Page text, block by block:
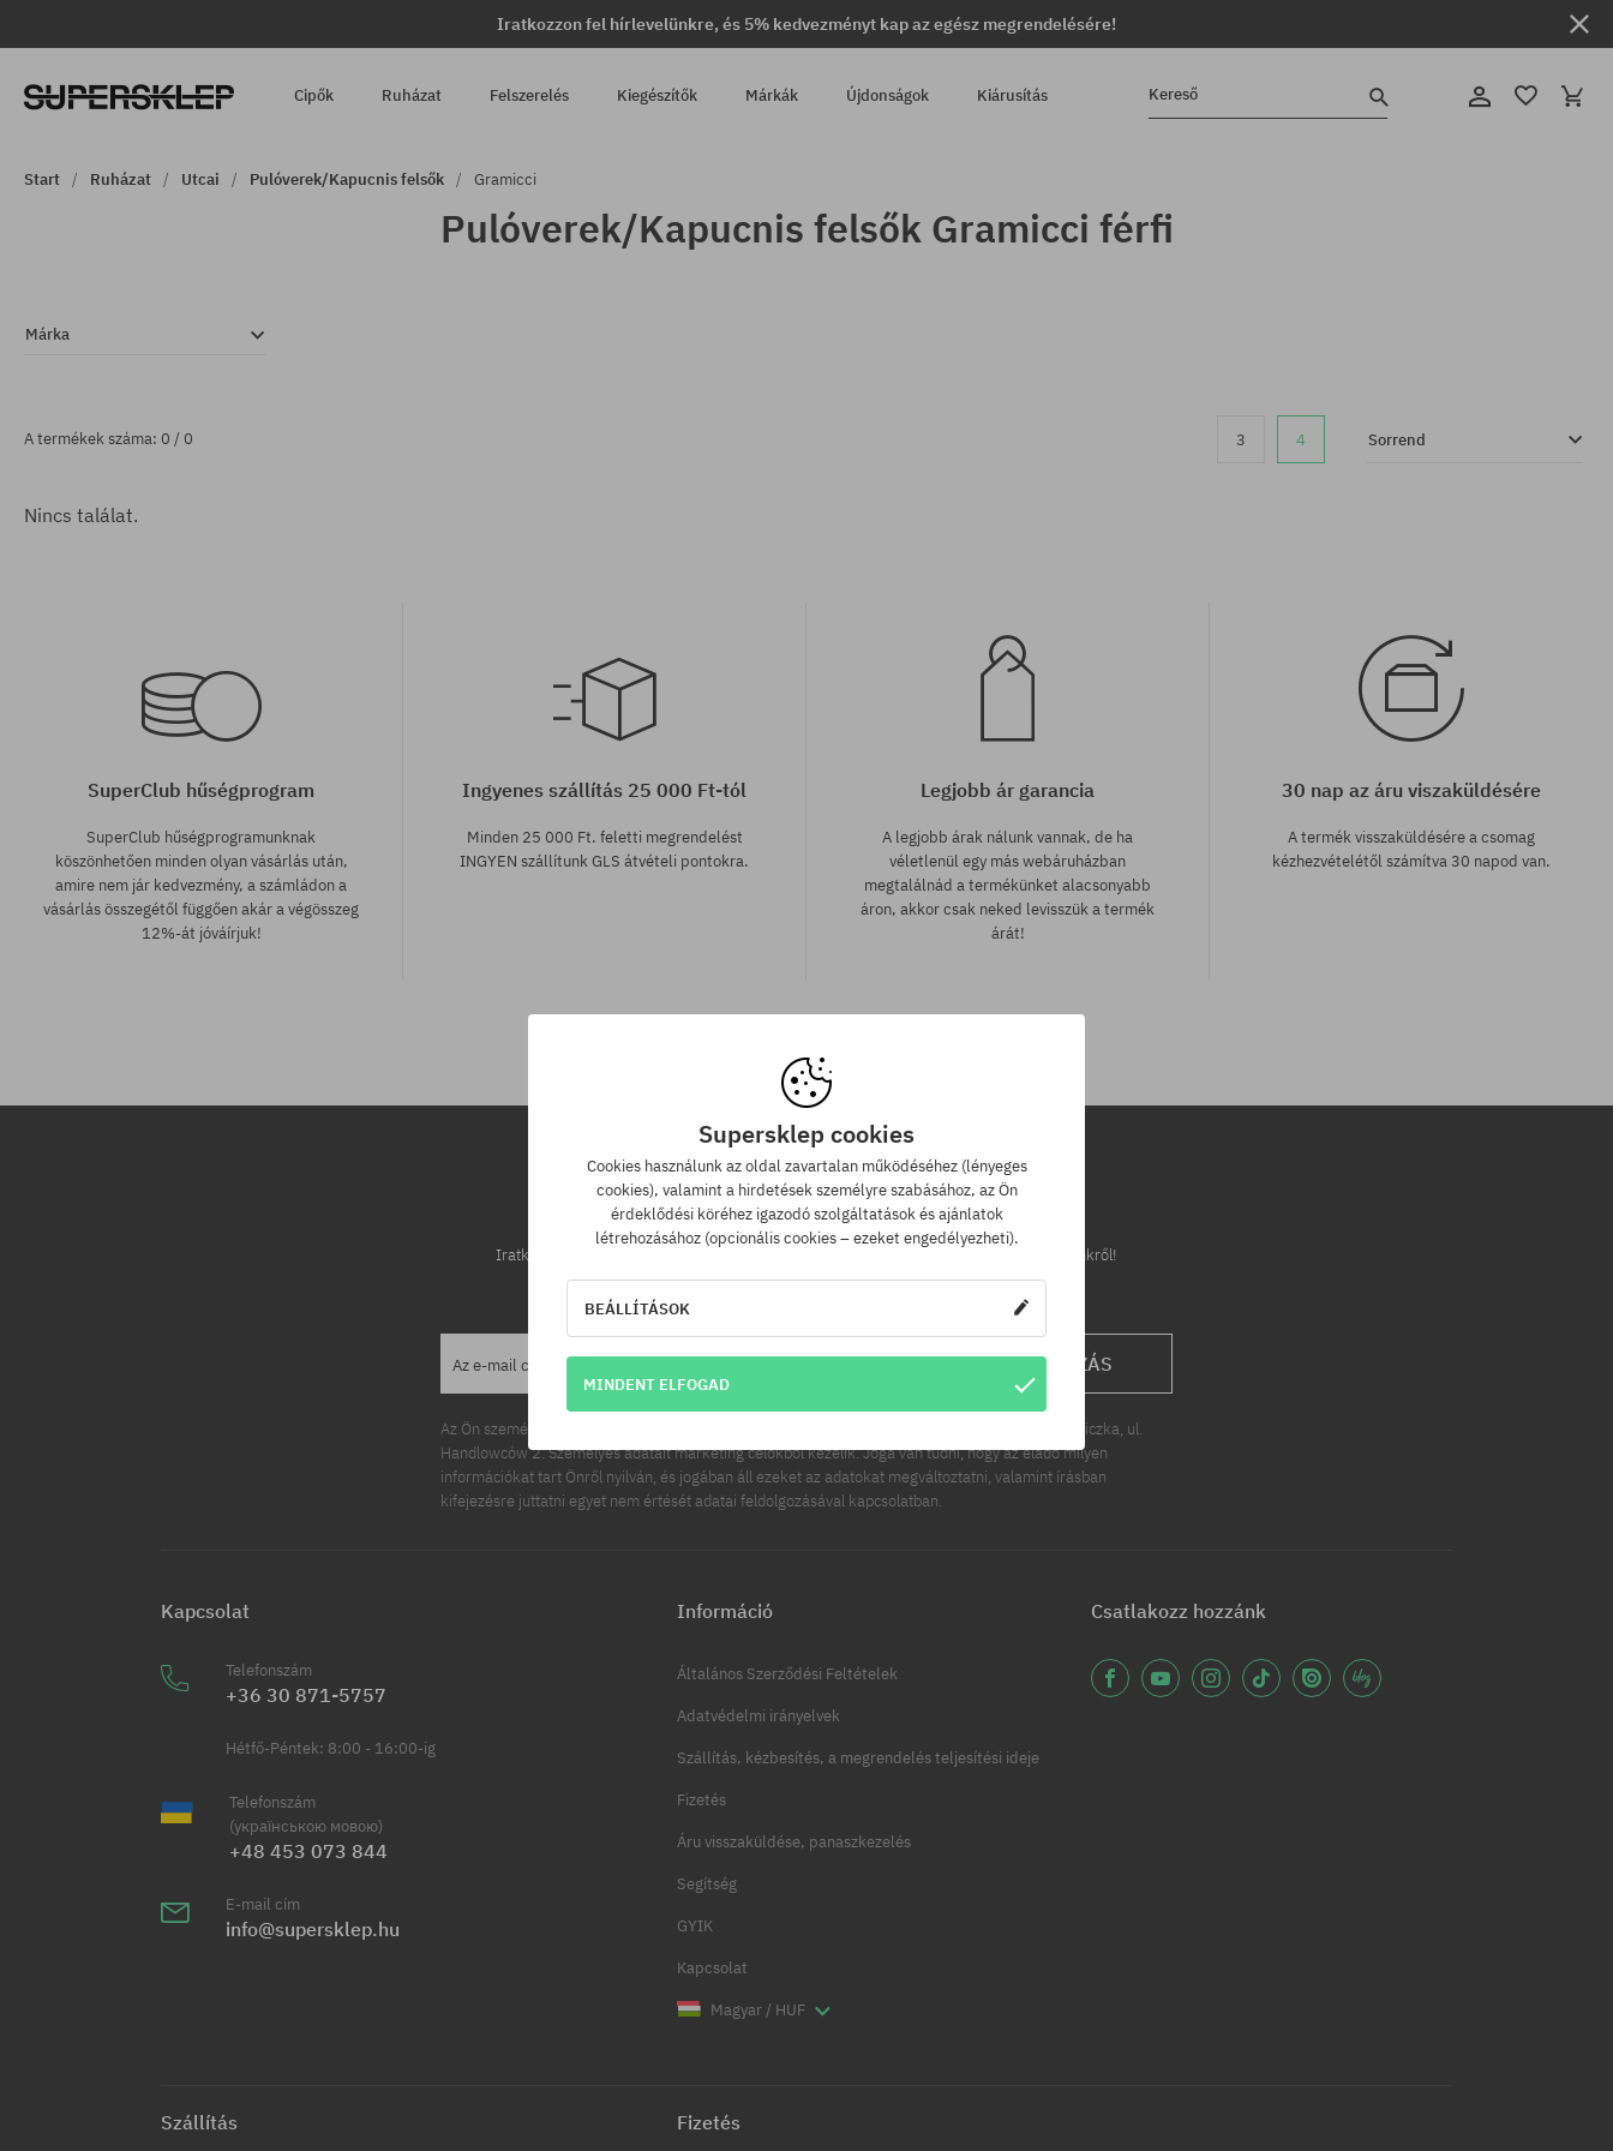
Iratkozzon fel hírlevelünkre, és 5% kedvezményt kap az egész megrendelésére!
Cipők Ruházat Felszerelés Kiegészítők Márkák Újdonságok Kiárusítás Kereső
Start Ruházat Utcai Pulóverek/Kapucnis felsők Gramicci
Pulóverek/Kapucnis felsők Gramicci férfi
Márka
A termékek száma: 0 / 0 3 4 Sorrend
Nincs találat.
SuperClub hűségprogram
SuperClub hűségprogramunknak
köszönhetően minden olyan vásárlás után,
amire nem jár kedvezmény, a számládon a
vásárlás összegétől függően akár a végösszeg
12%-át jóváírjuk!
Ingyenes szállítás 25 000 Ft-tól
Minden 25 000 Ft. feletti megrendelést
INGYEN szállítunk GLS átvételi pontokra.
Legjobb ár garancia
A legjobb árak nálunk vannak, de ha
véletlenül egy más webáruházban
megtalálnád a termékünket alacsonyabb
áron, akkor csak neked levisszük a termék
árát!
30 nap az áru viszaküldésére
A termék visszaküldésére a csomag
kézhezvételétől számítva 30 napod van.
Hírlevél
Iratkozz fel hírlevelünkre és értesülj az elsők között új termékeinkről és kedvezményeinkről!
Ráadásul kapsz egy -5% kedvezménykódot az egész rendelésedre!
Az e-mail címed FELIRATKOZÁS
Az Ön személyes adatainak kezelője a COOL SPORT DISTRIBUTION SP Z O O, székhelye: Modlniczka, ul.
Handlowców 2. Személyes adatait marketing célokból kezelik. Joga van tudni, hogy az eladó milyen
információkat tart Önről nyilván, és jogában áll ezeket az adatokat megváltoztatni, valamint írásban
kifejezésre juttatni egyet nem értését adatai feldolgozásával kapcsolatban.
Kapcsolat
Telefonszám
+36 30 871-5757
Hétfő-Péntek: 8:00 - 16:00-ig
Telefonszám
(українською мовою)
+48 453 073 844
E-mail cím
info@supersklep.hu
Információ
Általános Szerződési Feltételek
Adatvédelmi irányelvek
Szállítás, kézbesítés, a megrendelés teljesítési ideje
Fizetés
Áru visszaküldése, panaszkezelés
Segítség
GYIK
Kapcsolat
Magyar / HUF
Csatlakozz hozzánk
Szállítás Fizetés
Supersklep cookies
Cookies használunk az oldal zavartalan működéséhez (lényeges
cookies), valamint a hirdetések személyre szabásához, az Ön
érdeklődési köréhez igazodó szolgáltatások és ajánlatok
létrehozásához (opcionális cookies – ezeket engedélyezheti).
BEÁLLÍTÁSOK
MINDENT ELFOGAD